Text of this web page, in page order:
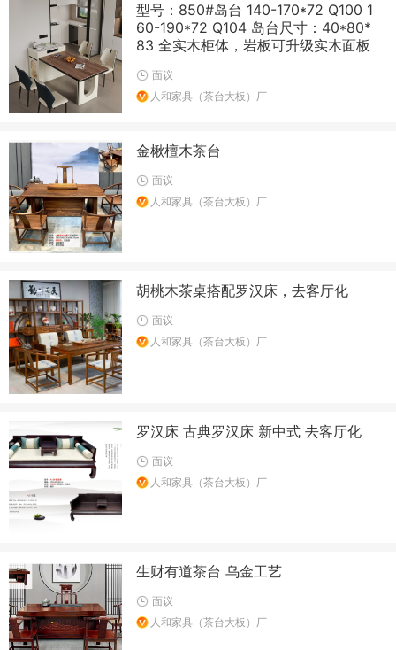
型号：850#岛台 140-170*72 Q100 1
60-190*72 Q104 岛台尺寸：40*80*
83 全实木柜体，岩板可升级实木面板
面议
人和家具（茶台大板）厂
金楸檀木茶台
面议
人和家具（茶台大板）厂
胡桃木茶桌搭配罗汉床，去客厅化
面议
人和家具（茶台大板）厂
罗汉床 古典罗汉床 新中式 去客厅化
面议
人和家具（茶台大板）厂
生财有道茶台 乌金工艺
面议
人和家具（茶台大板）厂